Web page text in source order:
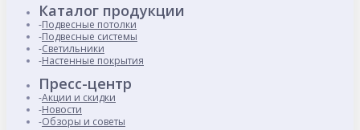
Каталог продукции
Подвесные потолки
Подвесные системы
Светильники
Настенные покрытия
Пресс-центр
Акции и скидки
Новости
Обзоры и советы